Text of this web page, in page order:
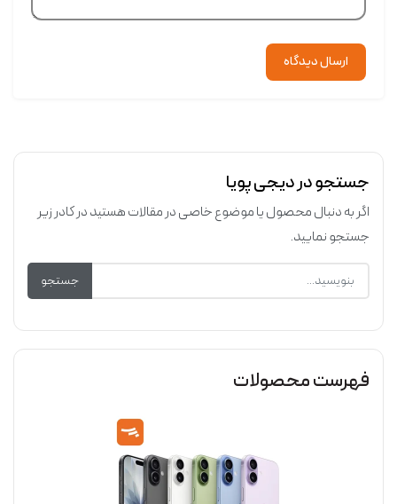
ارسال دیدگاه
جستجو در دیجی پویا
اگر به دنبال محصول یا موضوع خاصی در مقالات هستید در کادر زیر
جستجو نمایید.
جستجو
فهرست محصولات